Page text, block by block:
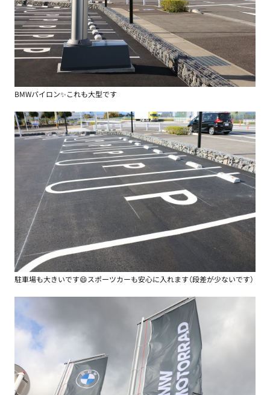
BMWパイロン✨これも大型です
駐車場も大きいです😄スポーツカーも安心に入れます（段差が少ないです）